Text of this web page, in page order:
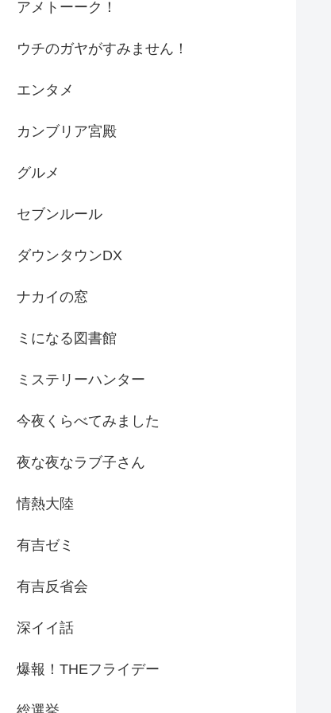
アメトーーク！
ウチのガヤがすみません！
エンタメ
カンブリア宮殿
グルメ
セブンルール
ダウンタウンDX
ナカイの窓
ミになる図書館
ミステリーハンター
今夜くらべてみました
夜な夜なラブ子さん
情熱大陸
有吉ゼミ
有吉反省会
深イイ話
爆報！THEフライデー